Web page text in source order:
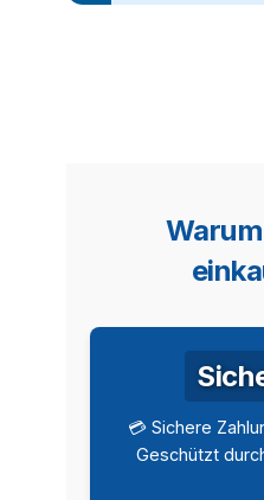
💳 Sichere
Geschützt